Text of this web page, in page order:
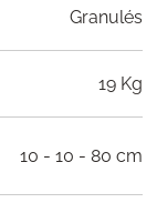
Granulés
19 Kg
10 - 10 - 80 cm